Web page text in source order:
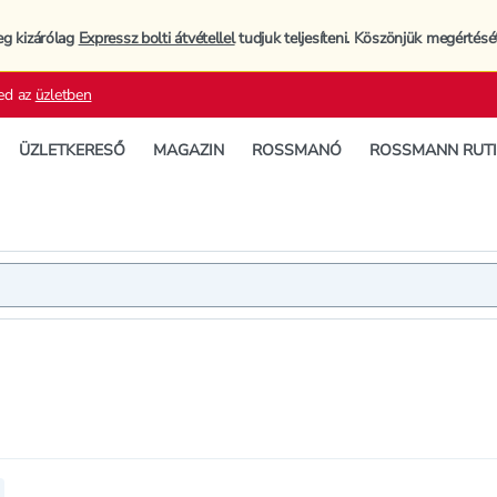
kizárólag Expressz bolti átvételleltudjuk teljesíteni. Köszönjük
az üzletben
ÜZLETKERESŐ MAGAZIN ROSSMANÓ ROSSMANN